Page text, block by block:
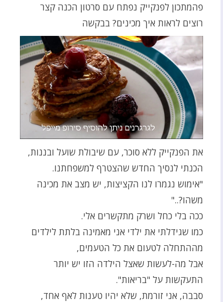
פהמתכון לפנקייק נפתח עם סרטון הכנה קצר
רוצים לראות איך מכינים? בבקשה
את הפנקייק ללא סוכר, עם שיבולת שועל ובננות,
הכנתי לנסיך החדש שהצטרף למשפחתנו.
"אימוש נגמרו לנו הקציצות, יש מצב את מכינה
משהו?.."
ככה בלי כחל ושרק מתקשרים אלי.
כמו שגידלתי את ילדי אני מאמינה בלתת לילדים
מההתחלה לטעום את כל הטעמים,
אבל מה-לעשות שאצל הילדה הזו יש יותר
התעקשות על "בריאות".
סבבה, אני זורמת, שלא יהיו טענות לאף אחד,